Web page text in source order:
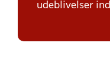
udeblivelser